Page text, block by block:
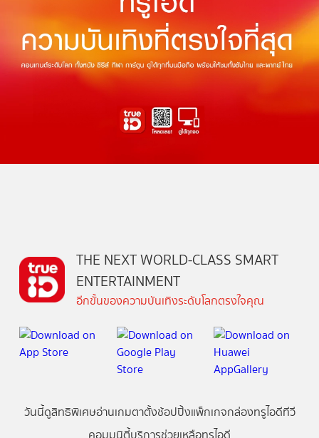
THE NEXT WORLD-CLASS SMART
ENTERTAINMENT
อีกขั้นของความบันเทิงระดับโลกตรงใจคุณ
วันนี้ดูสิทธิพิเศษอ่านเกมตาตั้งช้อปปิ้งแพ็กเกจกล่องทรูไอดีทีวี